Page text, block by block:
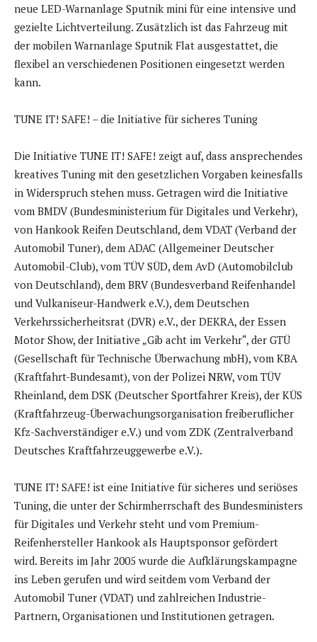
neue LED-Warnanlage Sputnik mini für eine intensive und
gezielte Lichtverteilung. Zusätzlich ist das Fahrzeug mit
der mobilen Warnanlage Sputnik Flat ausgestattet, die
flexibel an verschiedenen Positionen eingesetzt werden
kann.
TUNE IT! SAFE! – die Initiative für sicheres Tuning
Die Initiative TUNE IT! SAFE! zeigt auf, dass ansprechendes
kreatives Tuning mit den gesetzlichen Vorgaben keinesfalls
in Widerspruch stehen muss. Getragen wird die Initiative
vom BMDV (Bundesministerium für Digitales und Verkehr),
von Hankook Reifen Deutschland, dem VDAT (Verband der
Automobil Tuner), dem ADAC (Allgemeiner Deutscher
Automobil-Club), vom TÜV SÜD, dem AvD (Automobilclub
von Deutschland), dem BRV (Bundesverband Reifenhandel
und Vulkaniseur-Handwerk e.V.), dem Deutschen
Verkehrssicherheitsrat (DVR) e.V., der DEKRA, der Essen
Motor Show, der Initiative „Gib acht im Verkehr“, der GTÜ
(Gesellschaft für Technische Überwachung mbH), vom KBA
(Kraftfahrt-Bundesamt), von der Polizei NRW, vom TÜV
Rheinland, dem DSK (Deutscher Sportfahrer Kreis), der KÜS
(Kraftfahrzeug-Überwachungsorganisation freiberuflicher
Kfz-Sachverständiger e.V.) und vom ZDK (Zentralverband
Deutsches Kraftfahrzeuggewerbe e.V.).
TUNE IT! SAFE! ist eine Initiative für sicheres und seriöses
Tuning, die unter der Schirmherrschaft des Bundesministers
für Digitales und Verkehr steht und vom Premium-
Reifenhersteller Hankook als Hauptsponsor gefördert
wird. Bereits im Jahr 2005 wurde die Aufklärungskampagne
ins Leben gerufen und wird seitdem vom Verband der
Automobil Tuner (VDAT) und zahlreichen Industrie-
Partnern, Organisationen und Institutionen getragen.